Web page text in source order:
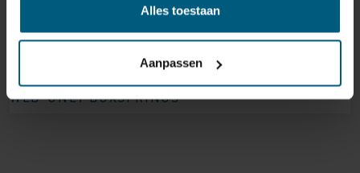
Alles toestaan
Aanpassen
WEB-ONLY BOXSPRINGS